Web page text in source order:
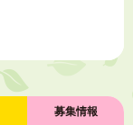
募集情報